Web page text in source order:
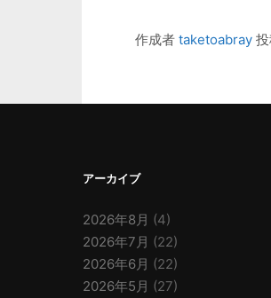
作成者 taketoabray
アーカイブ
2026年8月 (4)
2026年7月 (22)
2026年6月 (22)
2026年5月 (27)